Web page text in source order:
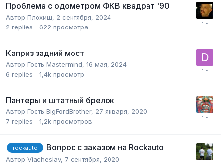
Проблема с одометром ФКВ квадрат '90
Автор Плохиш, 2 сентября, 2024
2 replies 622 просмотра
Каприз задний мост
Автор Гость Mastermind, 16 мая, 2024
6 replies 1,4k просмотр
Пантеры и штатный брелок
Автор Гость BigFordBrother, 27 января, 2020
7 replies 1,2k просмотров
rockauto Вопрос с заказом на Rockauto
Автор Viacheslav, 7 сентября, 2020